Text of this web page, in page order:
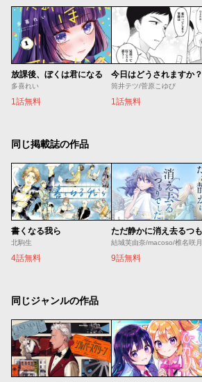
放課後、ぼくは君になる
多喜れい
1話無料
今日はどうされますか？
筒井テツ/菅原こゆび
1話無料
同じ掲載誌の作品
書くなる我ら
北駒生
4話無料
結城芙由奈/macoso/椎名咲月
9話無料
同じジャンルの作品